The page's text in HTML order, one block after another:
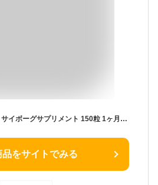
CYBORG SUPPLEMENT サイボーグサプリメント 150粒 1ヶ月分 ／ 5粒×5袋 二日酔い 対策 防止 酒 サプリ お酒 サプリメント 活力 支援 男性 女性 活力サプリ 粒 ウコン しじみ 牡蠣 肝臓 イノシトール ビタミン 牡蠣エキス 牡蠣サプリ しじみエキス ウコンサプリ 飲み会
品をサイトでみる